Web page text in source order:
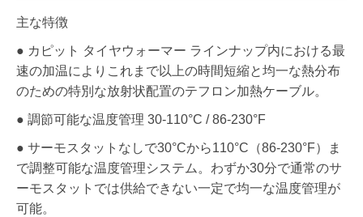
主な特徴
● カピット タイヤウォーマー ラインナップ内における最
速の加温によりこれまで以上の時間短縮と均一な熱分布
のための特別な放射状配置のテフロン加熱ケーブル。
● 調節可能な温度管理 30-110°C / 86-230°F
● サーモスタットなしで30°Cから110°C（86-230°F）ま
で調整可能な温度管理システム。わずか30分で通常のサ
ーモスタットでは供給できない一定で均一な温度管理が
可能。